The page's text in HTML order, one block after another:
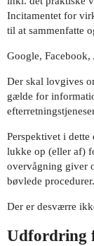
Incitamentet for
til at sammenfatte
Google,
Der skal lovgives
gælde for
Perspektivet i
lukke op (eller af)
overvågning giver
bøvlede procedurer.
Der er desværre
Udfordring